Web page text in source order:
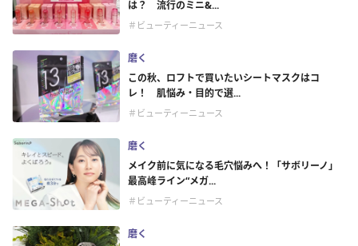
は？ 流行のミニ&...
＃ビューティーニュース
磨く
この秋、ロフトで買いたいシートマスクはコ
レ！ 肌悩み・目的で選...
＃ビューティーニュース
磨く
メイク前に気になる毛穴悩みへ！「サボリーノ」
最高峰ライン“メガ...
＃ビューティーニュース
磨く